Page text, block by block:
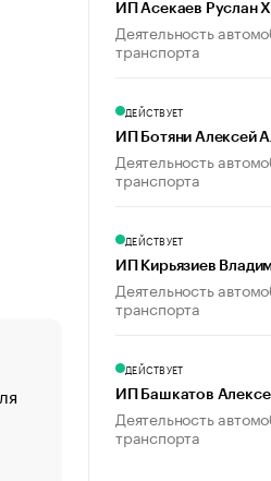
«От спорта тело стареет
создавшей GTA
«Деньги будут не
ИП Асекаев Руслан
Деятельность
транспорта
ДЕЙСТВУЕТ
ИП Ботяни Алексей
Деятельность
транспорта
ДЕЙСТВУЕТ
ИП Кирьязиев
Деятельность
транспорта
ДЕЙСТВУЕТ
ИП Башкатов
Деятельность
транспорта